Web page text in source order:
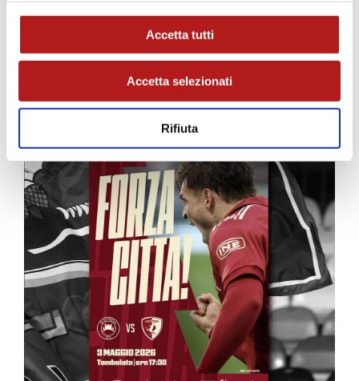
Accetta tutti
Accetta selezionati
Rifiuta
MATCH PROGRAM